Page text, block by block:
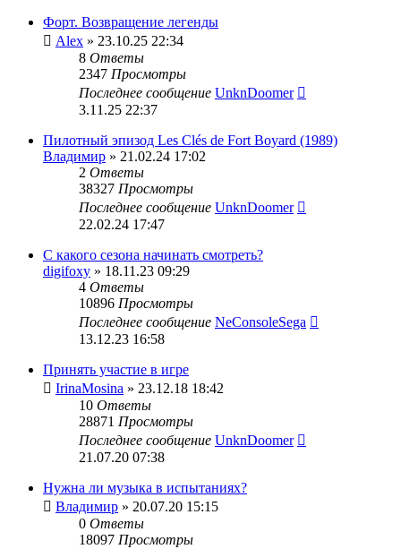
Форт. Возвращение легенды
Alex » 23.10.25 22:34
8 Ответы
2347 Просмотры
Последнее сообщение UnknDoomer
3.11.25 22:37
Пилотный эпизод Les Clés de Fort Boyard (1989)
Владимир » 21.02.24 17:02
2 Ответы
38327 Просмотры
Последнее сообщение UnknDoomer
22.02.24 17:47
С какого сезона начинать смотреть?
digifoxy » 18.11.23 09:29
4 Ответы
10896 Просмотры
Последнее сообщение NeConsoleSega
13.12.23 16:58
Принять участие в игре
IrinaMosina » 23.12.18 18:42
10 Ответы
28871 Просмотры
Последнее сообщение UnknDoomer
21.07.20 07:38
Нужна ли музыка в испытаниях?
Владимир » 20.07.20 15:15
0 Ответы
18097 Просмотры